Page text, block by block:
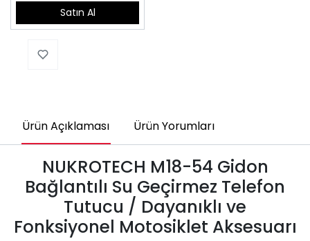
Satın Al
Ürün Açıklaması Ürün Yorumları
NUKROTECH M18-54 Gidon
Bağlantılı Su Geçirmez Telefon
Tutucu / Dayanıklı ve
Fonksiyonel Motosiklet Aksesuarı